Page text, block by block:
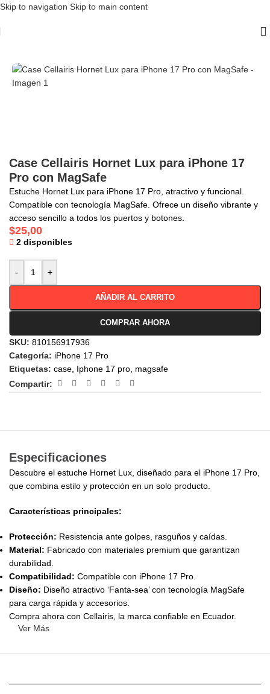
Skip to navigation Skip to main content
Case Cellairis Hornet Lux para iPhone 17
Pro con MagSafe
Estuche Hornet Lux para iPhone 17 Pro, atractivo y funcional.
Compatible con tecnología MagSafe. Ofrece un diseño vibrante y
acceso sencillo a todos los puertos y botones.
$25,00
2 disponibles
- +
AÑADIR AL CARRITO
COMPRAR AHORA
SKU: 810156917936
Categoría: iPhone 17 Pro
Etiquetas: case Iphone 17 pro magsafe
Compartir:
Especificaciones
Descubre el estuche Hornet Lux, diseñado para el iPhone 17 Pro,
que combina estilo y protección en un solo producto.
Características principales:
Protección: Resistencia ante golpes, rasguños y caídas.
Material: Fabricado con materiales premium que garantizan
durabilidad.
Compatibilidad: Compatible con iPhone 17 Pro.
Diseño: Diseño atractivo ‘Fanta-sea’ con tecnología MagSafe
para carga rápida y accesorios.
Compra ahora con Cellairis, la marca confiable en Ecuador.
Ver Más